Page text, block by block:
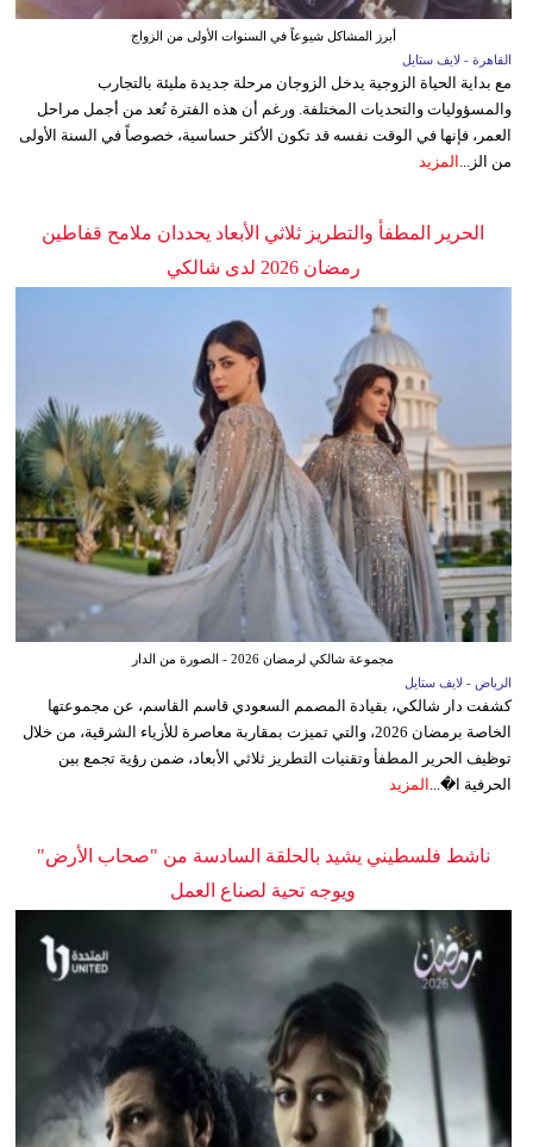
أبرز المشاكل شيوعاً في السنوات الأولى من الزواج
القاهرة - لايف ستايل
مع بداية الحياة الزوجية يدخل الزوجان مرحلة جديدة مليئة بالتجارب
والمسؤوليات والتحديات المختلفة. ورغم أن هذه الفترة تُعد من أجمل مراحل
العمر، فإنها في الوقت نفسه قد تكون الأكثر حساسية، خصوصاً في السنة الأولى
من الز...
المزيد
الحرير المطفأ والتطريز ثلاثي الأبعاد يحددان ملامح قفاطين
رمضان 2026 لدى شالكي
مجموعة شالكي لرمضان 2026 - الصورة من الدار
الرياض - لايف ستايل
كشفت دار شالكي، بقيادة المصمم السعودي قاسم القاسم، عن مجموعتها
الخاصة برمضان 2026، والتي تميزت بمقاربة معاصرة للأزياء الشرقية، من خلال
توظيف الحرير المطفأ وتقنيات التطريز ثلاثي الأبعاد، ضمن رؤية تجمع بين
الحرفية ا�... المزيد
ناشط فلسطيني يشيد بالحلقة السادسة من "صحاب الأرض"
ويوجه تحية لصناع العمل